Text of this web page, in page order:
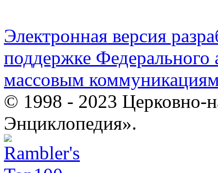
Электронная версия
поддержке Федерального
массовым
© 1998 - 2023 Церковно-
Энциклопедия».